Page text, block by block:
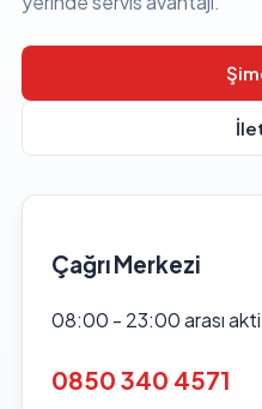
Çağrı Merkezi
08:00 - 23:00 arası
0850 340 4571